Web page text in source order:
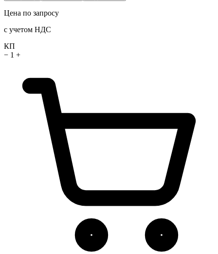
Цена по запросу
с учетом НДС
КП
− 1 +